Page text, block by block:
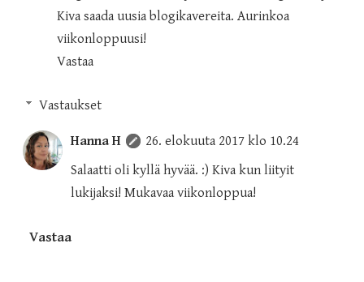
Kiva saada uusia blogikavereita. Aurinkoa
viikonloppuusi!
Vastaa
Vastaukset
Hanna H
26. elokuuta 2017 klo 10.24
Salaatti oli kyllä hyvää. :) Kiva kun liityit
lukijaksi! Mukavaa viikonloppua!
Vastaa